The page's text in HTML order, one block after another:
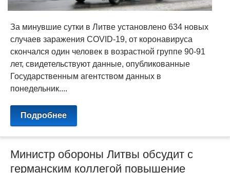
За минувшие сутки в Литве установлено 634 новых
случаев заражения COVID-19, от коронавируса
скончался один человек в возрастной группе 90-91
лет, свидетельствуют данные, опубликованные
Государственным агентством данных в
понедельник....
Подробнее
Министр обороны Литвы обсудит с
германским коллегой повышение